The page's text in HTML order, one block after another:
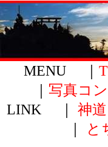
MENU ｜
写真コ
LINK ｜ 神道
と